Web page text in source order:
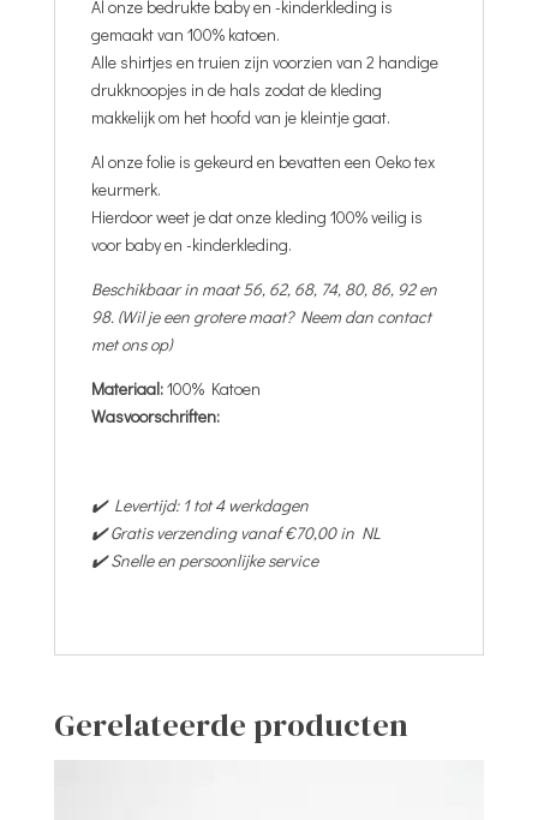
Al onze bedrukte baby en -kinderkleding is
gemaakt van 100% katoen.
Alle shirtjes en truien zijn voorzien van 2 handige
drukknoopjes in de hals zodat de kleding
makkelijk om het hoofd van je kleintje gaat.
Al onze folie is gekeurd en bevatten een Oeko tex
keurmerk.
Hierdoor weet je dat onze kleding 100% veilig is
voor baby en -kinderkleding.
Beschikbaar in maat 56, 62, 68, 74, 80, 86, 92 en
98. (Wil je een grotere maat? Neem dan contact
met ons op)
Materiaal:100% Katoen
Wasvoorschriften:
✔️ Levertijd: 1 tot 4 werkdagen
✔️ Gratis verzending vanaf €70,00 in NL
✔️ Snelle en persoonlijke service
Gerelateerde producten